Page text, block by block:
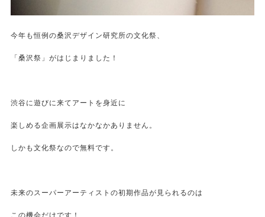
今年も恒例の桑沢デザイン研究所の文化祭、
「桑沢祭」がはじまりました！
渋谷に遊びに来てアートを身近に
楽しめる企画展示はなかなかありません。
しかも文化祭なので無料です。
未来のスーパーアーティストの初期作品が見られるのは